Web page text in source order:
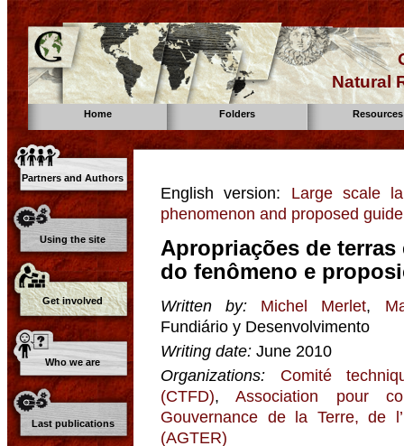
Natural
Home Folders Resources
Partners and Authors
Using the site
Get involved
Who we are
Last publications
English version: Large scale
phenomenon and proposed
Apropriações de terras
do fenômeno e
Written by: Michel Merlet,
Fundiário y Desenvolvimento
Writing date: June 2010
Organizations:
Comité
(CTFD),Association pour
Gouvernance de la Terre, de
(AGTER)